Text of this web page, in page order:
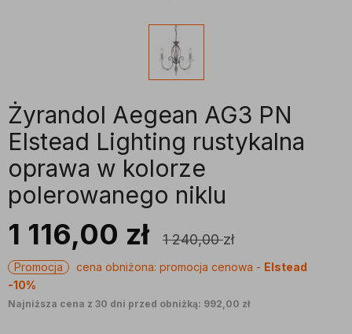
Żyrandol Aegean AG3 PN
Elstead Lighting rustykalna
oprawa w kolorze
polerowanego niklu
1 116,00 zł 1 240,00zł
Promocja cena obniżona: promocja cenowa - Elstead
-10%
Najniższa cena z 30 dni przed obniżką: 992,00 zł